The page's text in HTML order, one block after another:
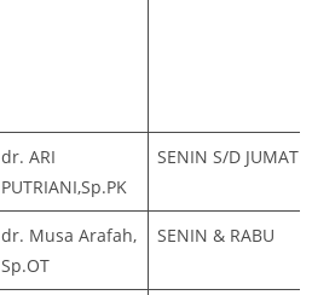
dr. ARI
PUTRIANI,Sp.PK
SENIN S/D JUMAT
dr. Musa Arafah,
Sp.OT
SENIN & RABU